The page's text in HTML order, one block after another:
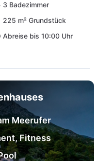
3 Badezimmer
225 m² Grundstück
Abreise bis 10:00 Uhr
Meerufer
Fitness